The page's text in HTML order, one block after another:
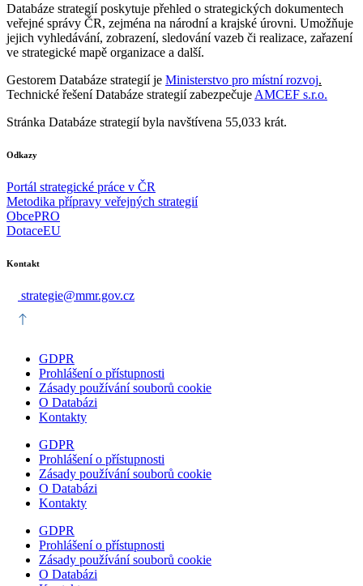
Databáze strategií poskytuje přehled o strategických dokumentech
veřejné správy ČR, zejména na národní a krajské úrovni. Umožňuje
jejich vyhledávání, zobrazení, sledování vazeb či realizace, zařazení
ve strategické mapě organizace a další.
Gestorem Databáze strategií je Ministerstvo pro místní rozvoj.
Technické řešení Databáze strategií zabezpečuje AMCEF s.r.o.
Stránka Databáze strategií byla navštívena 55,033 krát.
Odkazy
Portál strategické práce v ČR
Metodika přípravy veřejných strategií
ObcePRO
DotaceEU
Kontakt
strategie@mmr.gov.cz
GDPR
Prohlášení o přístupnosti
Zásady používání souborů cookie
O Databázi
Kontakty
GDPR
Prohlášení o přístupnosti
Zásady používání souborů cookie
O Databázi
Kontakty
GDPR
Prohlášení o přístupnosti
Zásady používání souborů cookie
O Databázi